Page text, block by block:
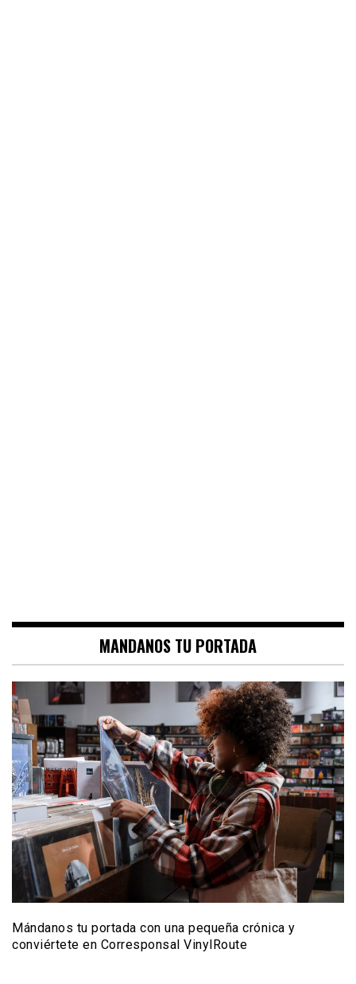
MANDANOS TU PORTADA
Mándanos tu portada con una pequeña crónica y
conviértete en Corresponsal VinylRoute